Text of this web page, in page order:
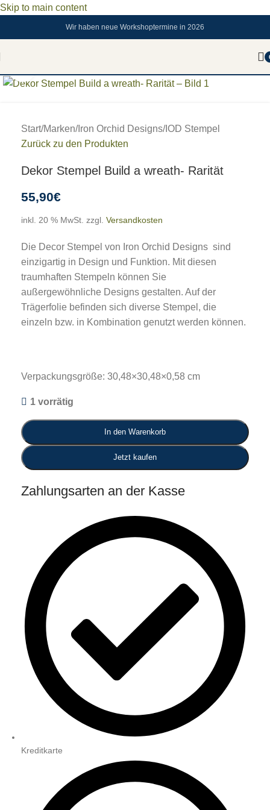
Skip to main content
Wir haben neue Workshoptermine in 2026
Start/Marken/Iron Orchid Designs/IOD Stempel
Zurück zu den Produkten
Dekor Stempel Build a wreath- Rarität
55,90€
inkl. 20 % MwSt. zzgl. Versandkosten
Die Decor Stempel von Iron Orchid Designs sind
einzigartig in Design und Funktion. Mit diesen
traumhaften Stempeln können Sie
außergewöhnliche Designs gestalten. Auf der
Trägerfolie befinden sich diverse Stempel, die
einzeln bzw. in Kombination genutzt werden können.
Verpackungsgröße: 30,48×30,48×0,58 cm
1 vorrätig
In den Warenkorb
Jetzt kaufen
Zahlungsarten an der Kasse
Kreditkarte